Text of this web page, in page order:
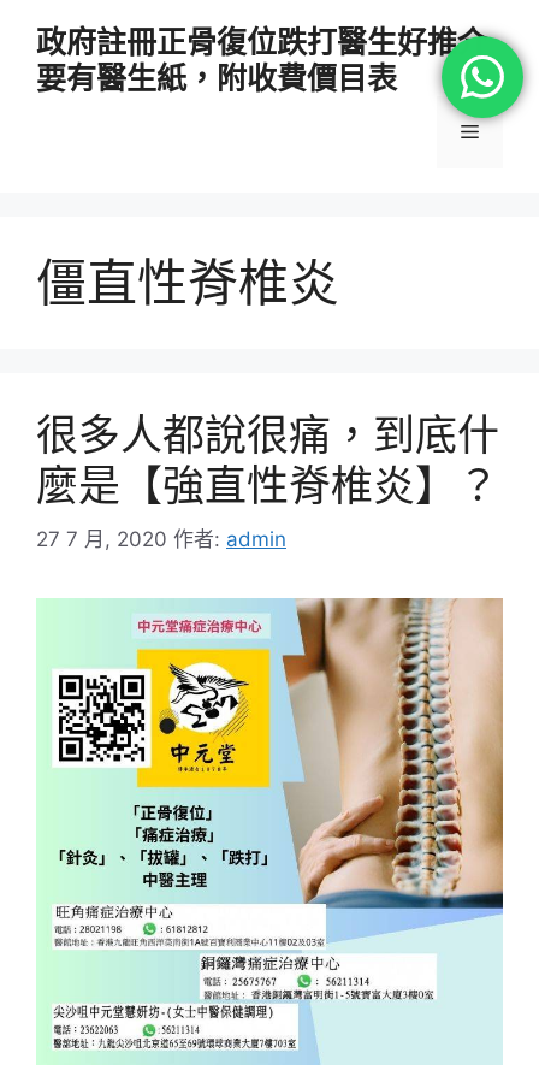
政府註冊正骨復位跌打醫生好推介
要有醫生紙，附收費價目表
選
僵直性脊椎炎
很多人都說很痛，到底什
麼是【強直性脊椎炎】？
27 7 月, 2020 作者: admin